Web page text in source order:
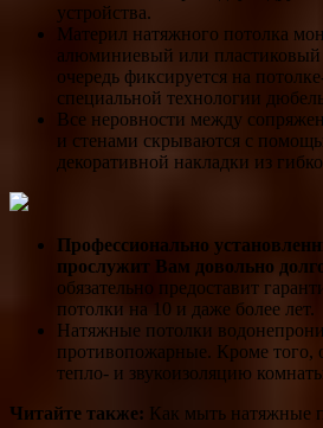
устройства.
Материл натяжного потолка
алюминиевый или
очередь фиксируется на
специальной технологии
Все неровности между
и стенами скрываются с
декоративной накладки из
Профессионально
прослужит Вам довольно
обязательно предоставит
потолки на 10 и даже более лет.
Натяжные потолки
противопожарные. Кроме того,
тепло- и звукоизоляцию
Читайте также: Как мыть натяжные